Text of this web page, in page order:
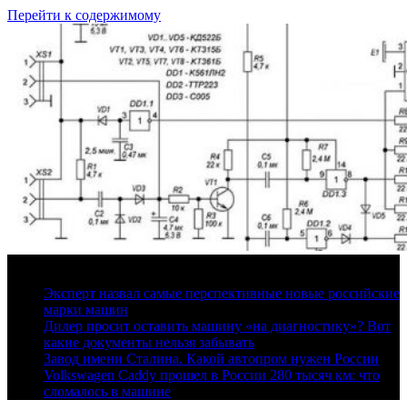
Перейти к содержимому
Эксперт назвал самые перспективные новые российские
марки машин
Дилер просит оставить машину «на диагностику»? Вот
какие документы нельзя забывать
Завод имени Сталина. Какой автопром нужен России
Volkswagen Caddy прошел в России 280 тысяч км: что
сломалось в машине